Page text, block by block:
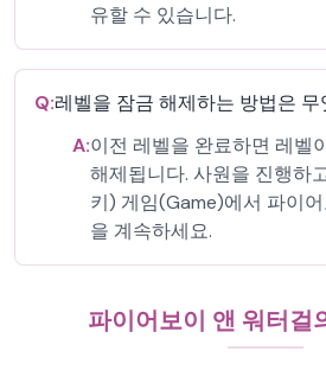
유할 수 있습니다.
Q:레벨을 잠금 해제하는 방법은
A:이전 레벨을 완료하면 레벨
해제됩니다. 사원을 진행하
키) 게임(Game)에서 파이
을 계속하세요.
파이어보이 앤 워터걸